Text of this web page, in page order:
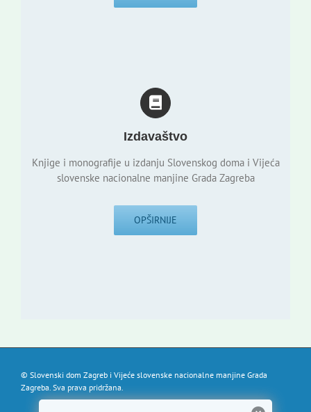
Izdavaštvo
Knjige i monografije u izdanju Slovenskog doma i Vijeća
slovenske nacionalne manjine Grada Zagreba
OPŠIRNIJE
© Slovenski dom Zagreb i Vijeće slovenske nacionalne manjine Grada
Zagreba. Sva prava pridržana.